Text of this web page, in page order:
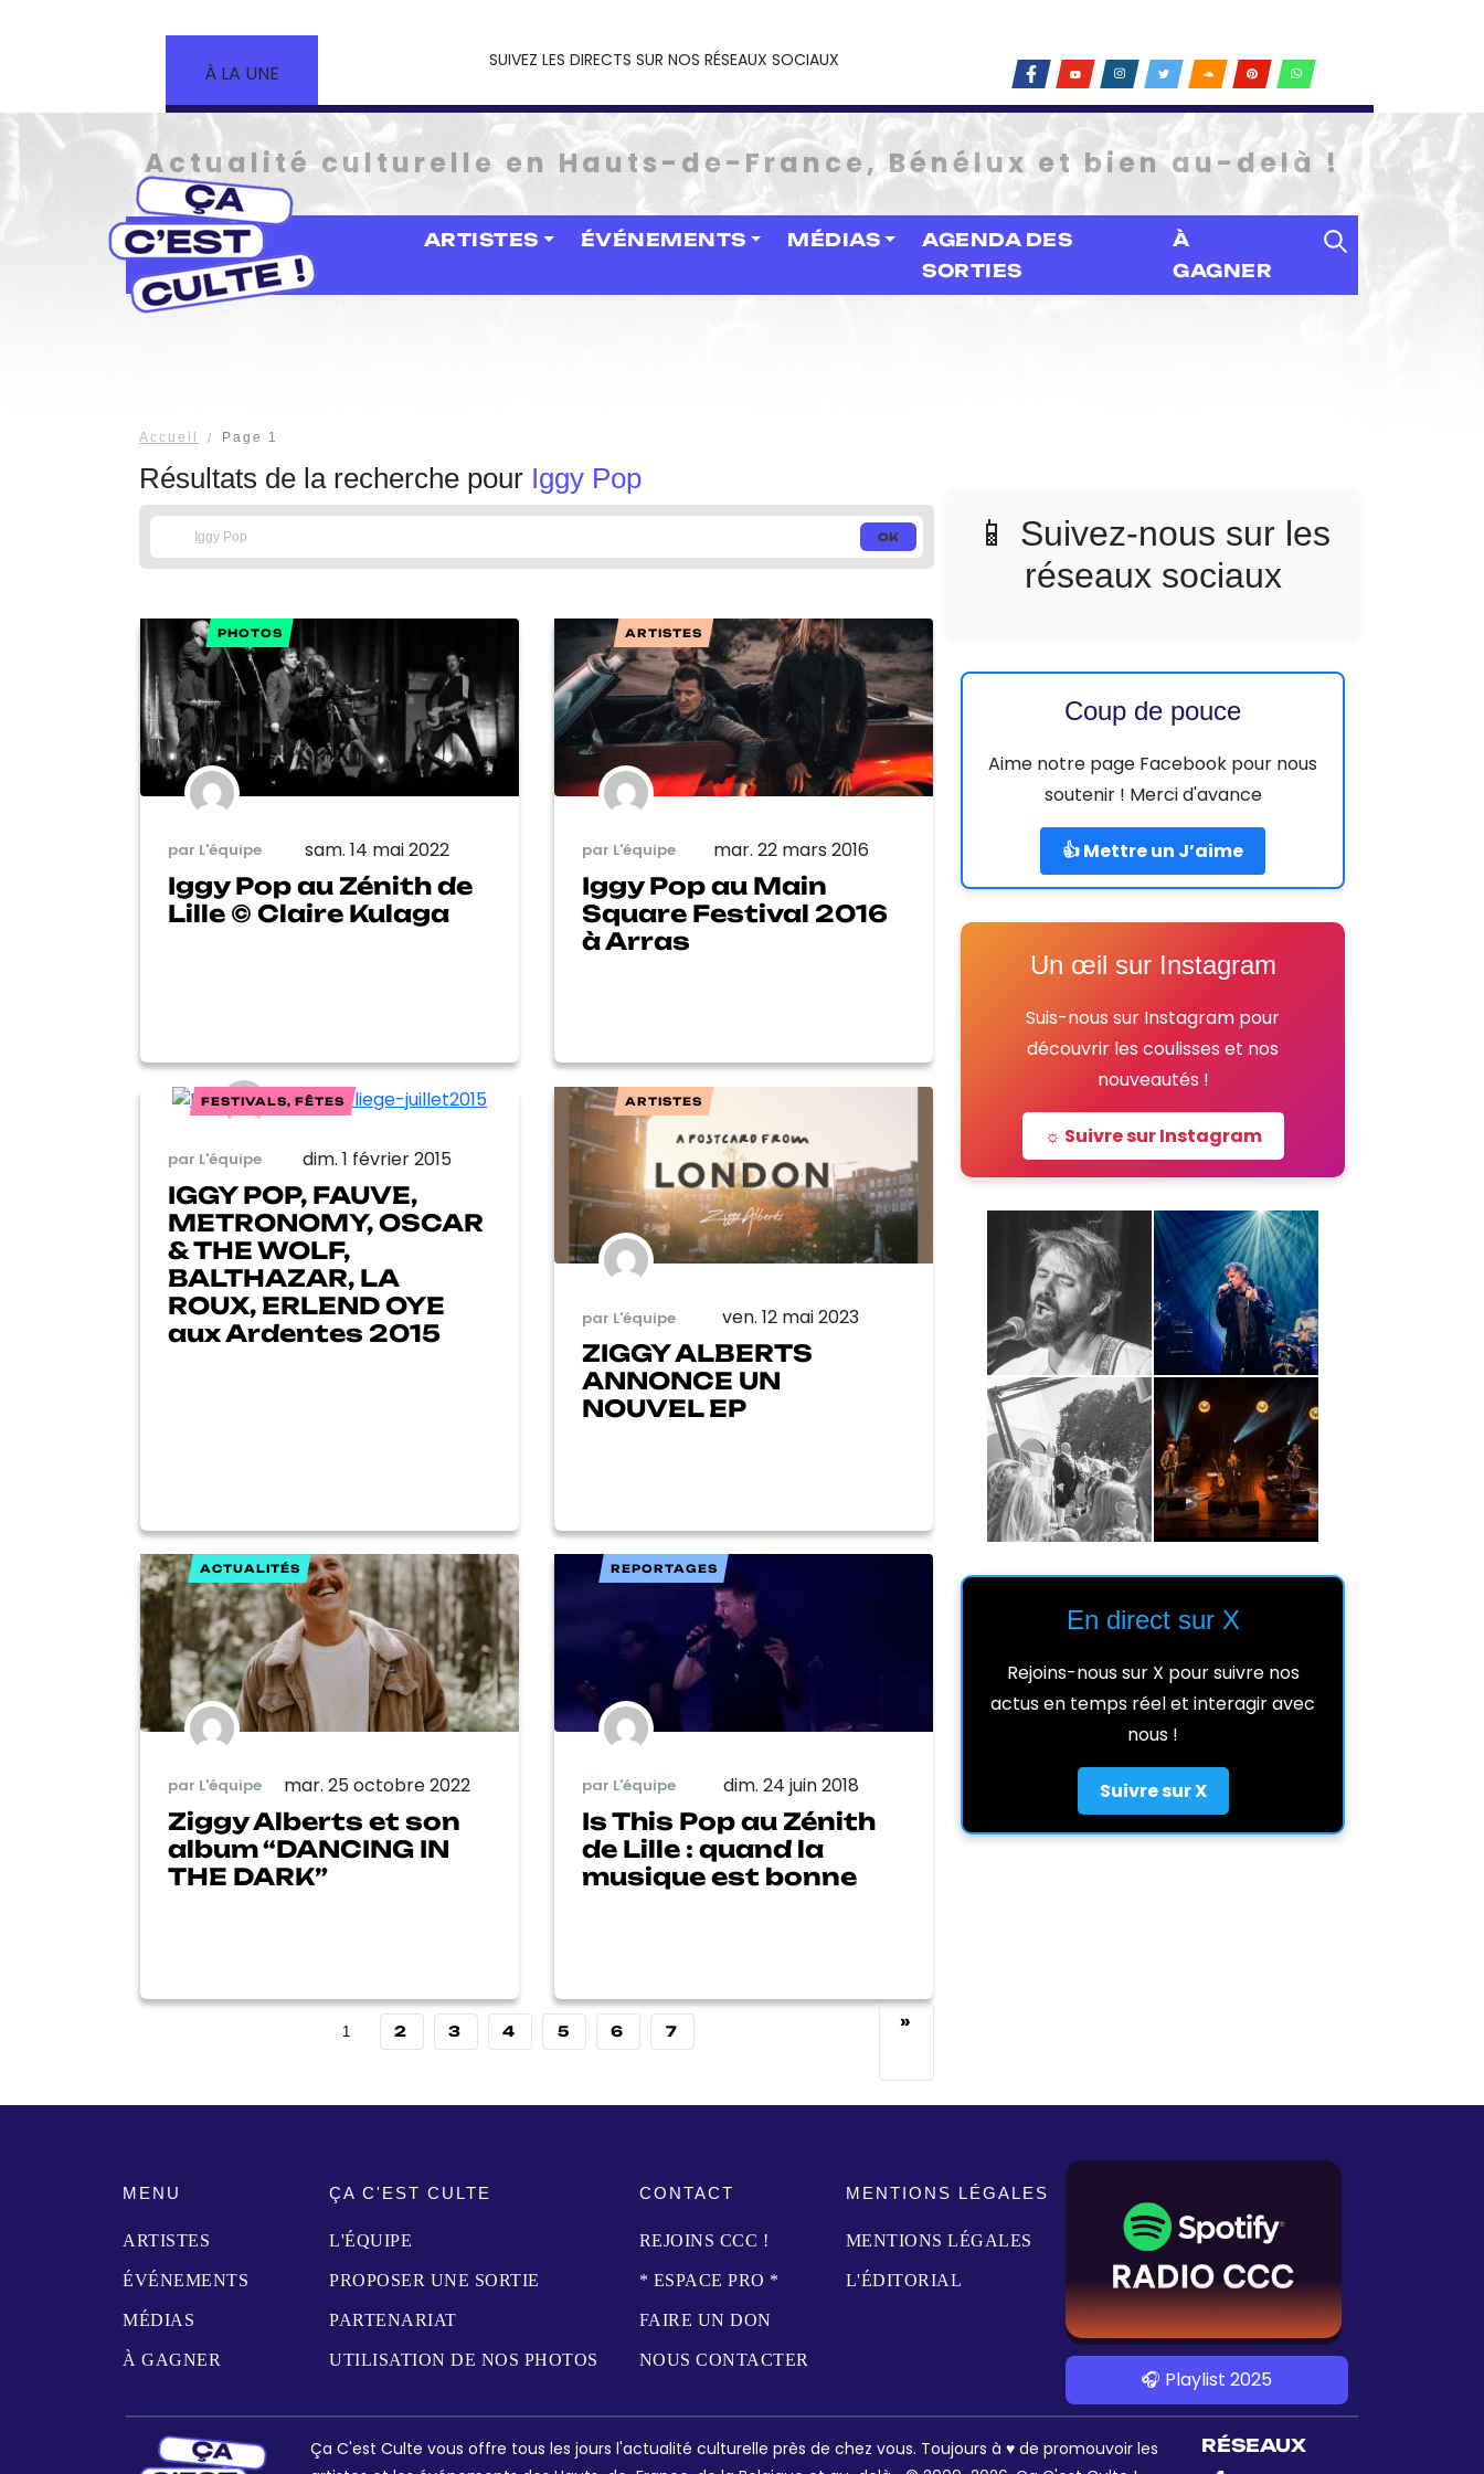
À LA UNE
SUIVEZ LES DIRECTS SUR NOS RÉSEAUX SOCIAUX
Actualité culturelle en Hauts-de-France, Bénélux et bien au-delà !
ARTISTES ÉVÉNEMENTS MÉDIAS
AGENDA DES
SORTIES
À
GAGNER
Accueil Page 1
Résultats de la recherche pour Iggy Pop
PHOTOS
par L'équipe sam. 14 mai 2022
Iggy Pop au Zénith de
Lille © Claire Kulaga
ARTISTES
par L'équipe mar. 22 mars 2016
Iggy Pop au Main
Square Festival 2016
à Arras
FESTIVALS, FÊTES
par L'équipe dim. 1 février 2015
IGGY POP, FAUVE,
METRONOMY, OSCAR
& THE WOLF,
BALTHAZAR, LA
ROUX, ERLEND OYE
aux Ardentes 2015
ARTISTES
par L'équipe ven. 12 mai 2023
ZIGGY ALBERTS
ANNONCE UN
NOUVEL EP
ACTUALITÉS
par L'équipe mar. 25 octobre 2022
Ziggy Alberts et son
album “DANCING IN
THE DARK”
REPORTAGES
par L'équipe dim. 24 juin 2018
Is This Pop au Zénith
de Lille : quand la
musique est bonne
1 2 3 4 5 6 7
»
📱 Suivez-nous sur les
réseaux sociaux
Coup de pouce
Aime notre page Facebook pour nous
soutenir ! Merci d'avance
👍 Mettre un J’aime
Un œil sur Instagram
Suis-nous sur Instagram pour
découvrir les coulisses et nos
nouveautés !
☼ Suivre sur Instagram
En direct sur X
Rejoins-nous sur X pour suivre nos
actus en temps réel et interagir avec
nous !
Suivre sur X
MENU
ARTISTES
ÉVÉNEMENTS
MÉDIAS
À GAGNER
ÇA C'EST CULTE
L'ÉQUIPE
PROPOSER UNE SORTIE
PARTENARIAT
UTILISATION DE NOS PHOTOS
CONTACT
REJOINS CCC !
* ESPACE PRO *
FAIRE UN DON
NOUS CONTACTER
MENTIONS LÉGALES
MENTIONS LÉGALES
L'ÉDITORIAL
🎧 Playlist 2025
Ça C'est Culte vous offre tous les jours l'actualité culturelle près de chez vous. Toujours à ♥ de promouvoir les
RÉSEAUX